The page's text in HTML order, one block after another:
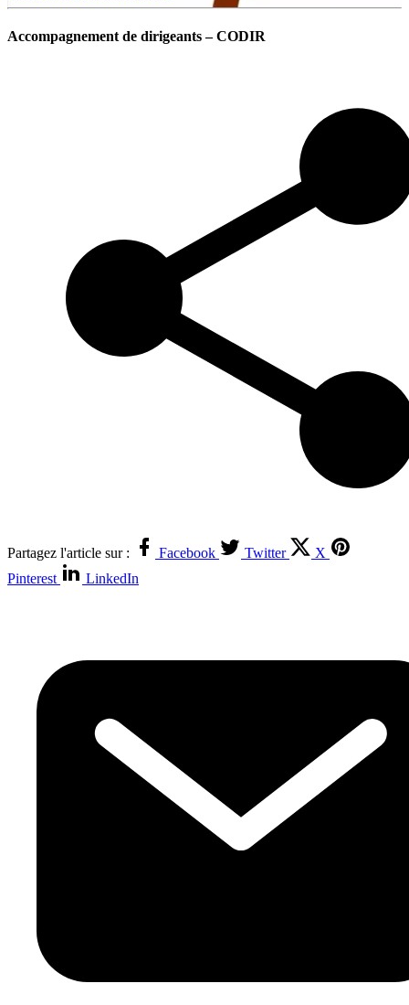
Accompagnement de dirigeants – CODIR
Partagez l'article sur : Facebook Twitter
X
Pinterest
LinkedIn